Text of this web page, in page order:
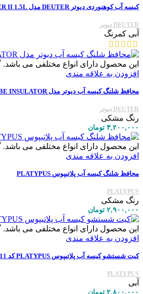
کیسه آب کوهنوردی دیوتر DEUTER مدل STREAMER II 1.5L
DEUTER دیوتر
آبی کمرنگ
این محصول دارای انواع مختلفی می
افزودن به علاقه مندی
محافظ شلنگ کیسه آب دیوتر مدل STREAMER TUBE INSULATOR
DEUTER دیوتر
رنگ مشکی
۳,۲۰۰,۰۰۰ تومان
این محصول دارای انواع مختلفی می
افزودن به علاقه مندی
محافظ شلنگ کیسه آب پلاتیپوس PLATYPUS
PLATYPUS
رنگ مشکی
۲,۹۰۰,۰۰۰ تومان
این محصول دارای انواع مختلفی می
افزودن به علاقه مندی
کیت شستشو کیسه آب پلاتیپوس PLATYPUS کد 11011
PLATYPUS
آبی
۲,۸۰۰,۰۰۰ تومان